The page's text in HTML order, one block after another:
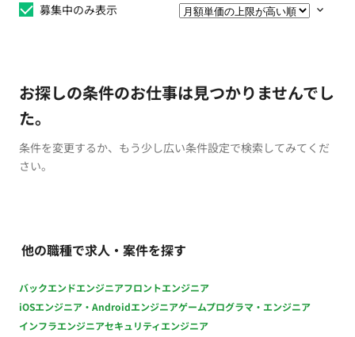
募集中のみ表示
お探しの条件のお仕事は見つかりませんでし
た。
条件を変更するか、もう少し広い条件設定で検索してみてくだ
さい。
他の職種で求人・案件を探す
バックエンドエンジニアフロントエンジニア
iOSエンジニア・Androidエンジニアゲームプログラマ・エンジニア
インフラエンジニアセキュリティエンジニア